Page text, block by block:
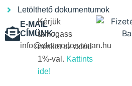
Letölthető dokumentumok
E-MAIL
CÍMÜNK:
info@eletmodorvostan.hu
Kérjük
támogass
minket az adód
1%-val. Kattints
ide!